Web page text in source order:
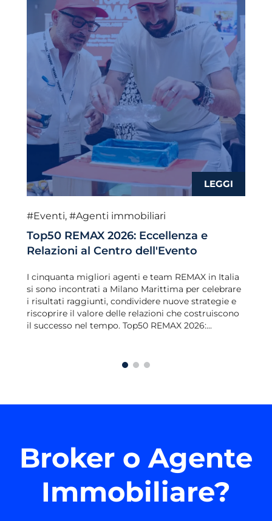
#Eventi, #Agenti immobiliari
Top50 REMAX 2026: Eccellenza e
Relazioni al Centro dell'Evento
I cinquanta migliori agenti e team REMAX in Italia
si sono incontrati a Milano Marittima per celebrare
i risultati raggiunti, condividere nuove strategie e
riscoprire il valore delle relazioni che costruiscono
il successo nel tempo. Top50 REMAX 2026:...
Broker o Agente
Immobiliare?